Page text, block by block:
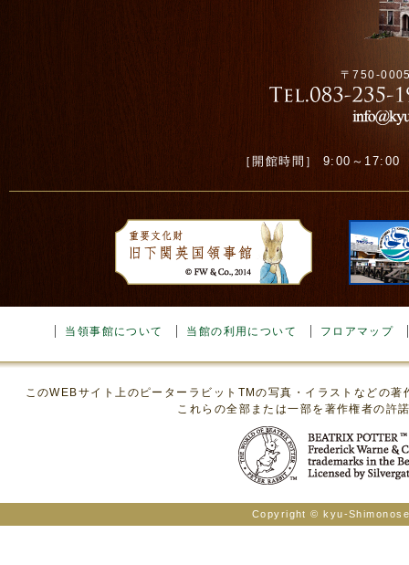
〒750-
［開館時間］ 9:00～
当領事館について 当館の利用について フロアマップ
このWEBサイト上のピーターラビットTMの写真・イラストなどの
これらの全部または一部を著作権者の許
Copyright © kyu-